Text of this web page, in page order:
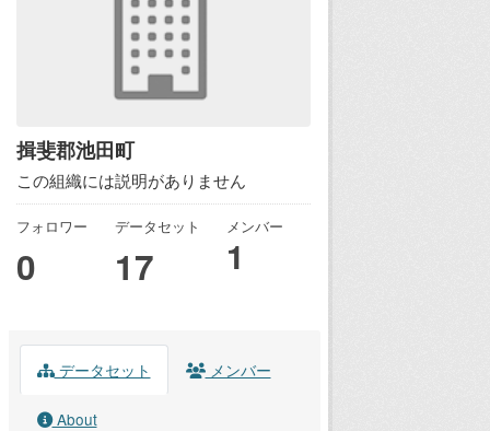
揖斐郡池田町
この組織には説明がありません
フォロワー
0
データセット
17
メンバー
1
データセット メンバー
About